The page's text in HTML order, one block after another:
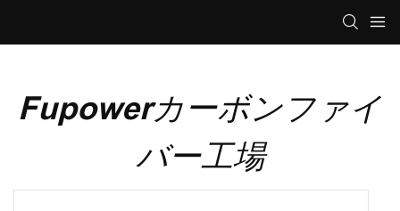
Fupowerカーボンファイ
バー工場